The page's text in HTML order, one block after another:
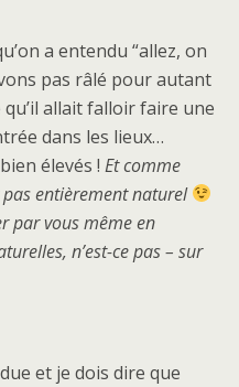
a entendu “allez, on
pas râlé pour autant
allait falloir faire une
dans les lieux…
élevés ! Et comme
pas entièrement naturel
par vous même en
n’est-ce pas – sur
et je dois dire que